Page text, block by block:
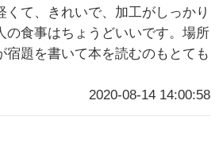
くて、きれいで、加工がしっかり
の食事はちょうどいいです。場所
宿題を書いて本を読むのもとても
2020-08-14 14:00:58